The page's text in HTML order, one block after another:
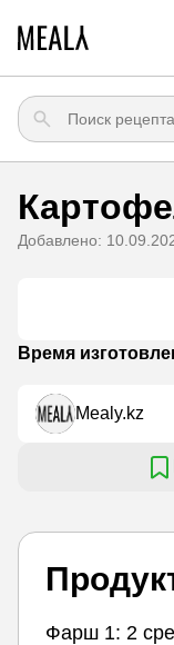
Добавлено:
Время
Mealy.kz
Фарш 1: 2